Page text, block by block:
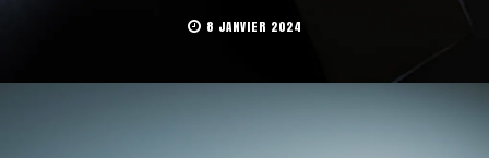
8 JANVIER 2024